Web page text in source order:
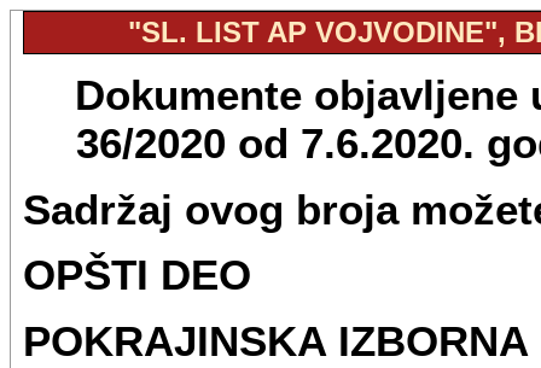
"SL. LIST AP VOJVODINE",
Dokumente
36/2020 od 7.6.2020.
Sadržaj ovog broja
OPŠTI DEO
POKRAJINSKA